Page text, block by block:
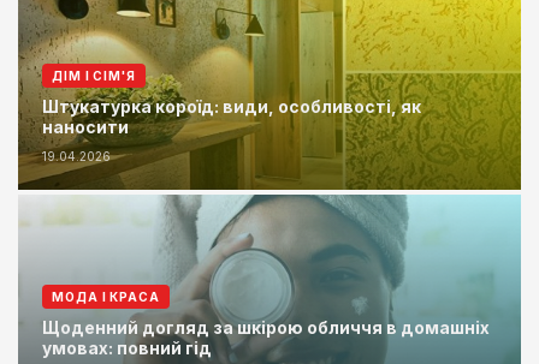
ДІМ І СІМ'Я
Штукатурка короїд: види, особливості, як
наносити
19.04.2026
МОДА І КРАСА
Щоденний догляд за шкірою обличчя в домашніх
умовах: повний гід